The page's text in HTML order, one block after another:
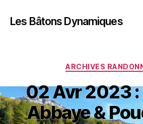
Les Bâtons Dynamiques
ARCHIVES
02 Avr 2023 :
Abbaye &